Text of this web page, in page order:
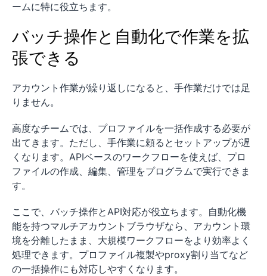
ームに特に役立ちます。
バッチ操作と自動化で作業を拡
張できる
アカウント作業が繰り返しになると、手作業だけでは足
りません。
高度なチームでは、プロファイルを一括作成する必要が
出てきます。ただし、手作業に頼るとセットアップが遅
くなります。APIベースのワークフローを使えば、プロ
ファイルの作成、編集、管理をプログラムで実行できま
す。
ここで、バッチ操作とAPI対応が役立ちます。自動化機
能を持つマルチアカウントブラウザなら、アカウント環
境を分離したまま、大規模ワークフローをより効率よく
処理できます。プロファイル複製やproxy割り当てなど
の一括操作にも対応しやすくなります。